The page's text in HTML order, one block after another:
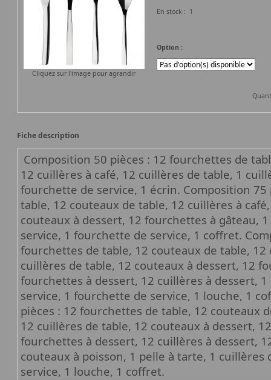
Cliquez sur l'image pour agrandir
En stock : 1
Option :
Fiche description
Composition 50 pièces : 12 fourchettes de
12 cuillères à café, 12 cuillères de table, 1
fourchette de service, 1 écrin. Composition
table, 12 couteaux de table, 12 cuillères à
couteaux à dessert, 12 fourchettes à gâteau,
service, 1 fourchette de service, 1 coffret.
fourchettes de table, 12 couteaux de table, 12
cuillères de table, 12 couteaux à dessert, 12
fourchettes à dessert, 12 cuillères à dessert,
service, 1 fourchette de service, 1 louche, 1
pièces : 12 fourchettes de table, 12 couteaux
12 cuillères de table, 12 couteaux à dessert,
fourchettes à dessert, 12 cuillères à dessert,
couteaux à poisson, 1 pelle à tarte, 1
service, 1 louche, 1 coffret.